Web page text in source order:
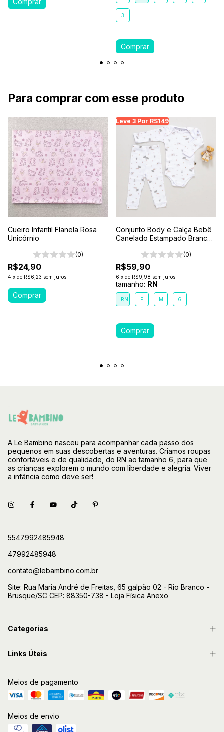
3
Para comprar com esse produto
Cueiro Infantil Flanela Rosa
Unicórnio
(0)
R$24,90
4 x de R$6,23 sem juros
Leve 3 Por R$149
Conjunto Body e Calça Bebê
Canelado Estampado Branco-
(0)
R$59,90
6 x de R$9,98 sem juros
tamanho: RN
RN P M G
A Le Bambino nasceu para acompanhar cada passo dos
pequenos em suas descobertas e aventuras. Criamos roupas
confortáveis e de qualidade, do RN ao tamanho 6, para que
as crianças explorem o mundo com liberdade e alegria. Viver
a infância como deve ser!
5547992485948
47992485948
contato@lebambino.com.br
Site: Rua Maria André de Freitas, 65 galpão 02 - Rio Branco -
Brusque/SC CEP: 88350-738 - Loja Física Anexo
Categorias
Links Úteis
Meios de pagamento
Meios de envio